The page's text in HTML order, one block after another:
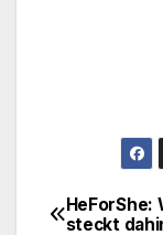
HeForShe:
steckt